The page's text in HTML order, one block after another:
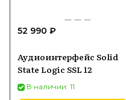
52 990 ₽
Аудиоинтерфейс Solid
State Logic SSL 12
В наличии: 11